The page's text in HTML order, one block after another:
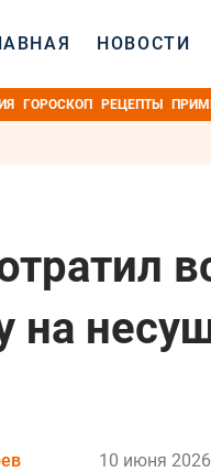
НОВОСТИ
ГОРОСКОП РЕЦЕПТЫ
на
10 июня